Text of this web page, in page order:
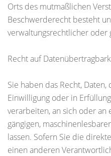
Orts des mutmaßlichen
Beschwerderecht besteht
verwaltungsrechtlicher
Recht auf
Sie haben das Recht,
Einwilligung oder in
verarbeiten, an sich oder
gängigen,
lassen. Sofern Sie die
einen anderen